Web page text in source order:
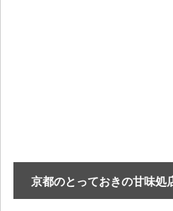
京都のとっておきの甘味処